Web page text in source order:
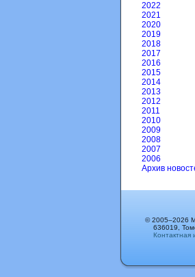
2022
2021
2020
2019
2018
2017
2016
2015
2014
2013
2012
2011
2010
2009
2008
2007
2006
Архив
© 2005–2026
636019,